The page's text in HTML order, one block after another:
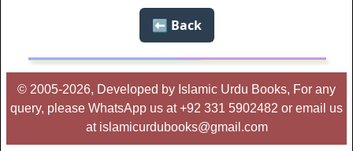
Back ⬅️
© 2005-2026, Developed by Islamic Urdu Books, For any
query, please WhatsApp us at +92 331 5902482 or email us
at islamicurdubooks@gmail.com